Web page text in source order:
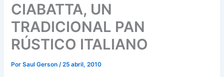
CIABATTA, UN
TRADICIONAL PAN
RÚSTICO ITALIANO
PorSaul Gerson/25 abril, 2010